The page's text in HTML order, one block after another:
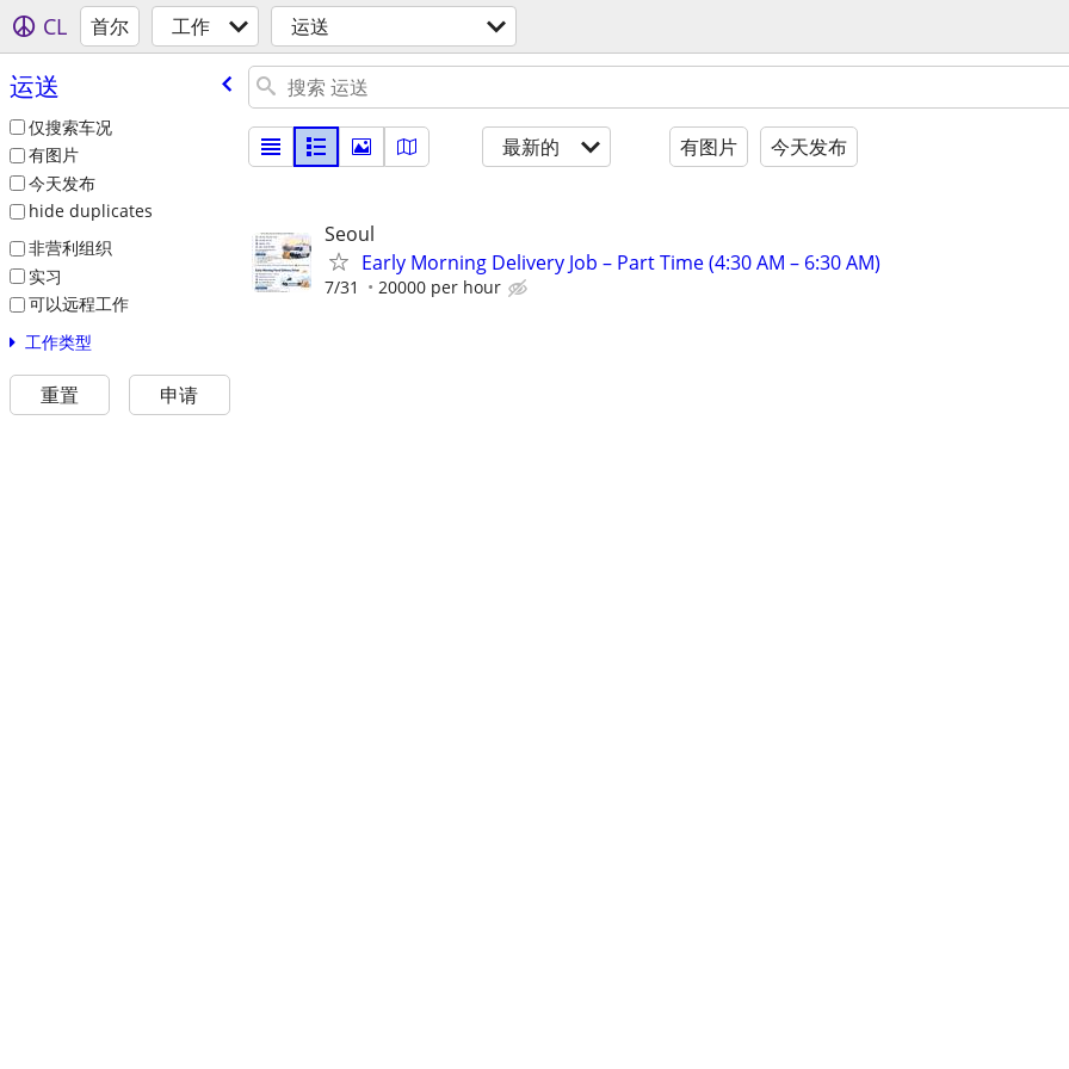
CL 首尔 工作 运送
运送
仅搜索车况
有图片
今天发布
hide duplicates
非营利组织
实习
可以远程工作
工作类型
重置 申请
最新的 有图片 今天发布
Seoul
Early Morning Delivery Job – Part Time (4:30 AM – 6:30 AM)
7/31 20000 per hour